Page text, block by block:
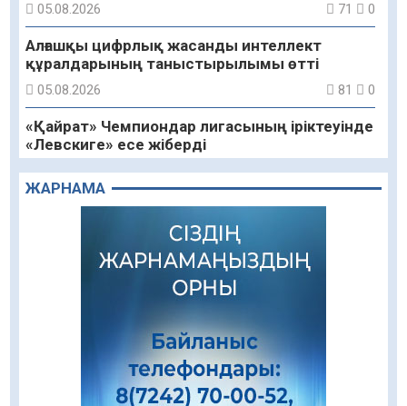
05.08.2026 71 0
Алғашқы цифрлық жасанды интеллект
құралдарының таныстырылымы өтті
05.08.2026 81 0
«Қайрат» Чемпиондар лигасының іріктеуінде
«Левскиге» есе жіберді
05.08.2026 71 0
«Ұлттық нақыш – заманауи панно» атты
шеберлік сағаты өтті
05.08.2026
Цифрландыру саласын дамыту аясында
салынатын жаңа орталықтың жобасы
Құқықтық статистика және арнайы есепке
ЖАРНАМА